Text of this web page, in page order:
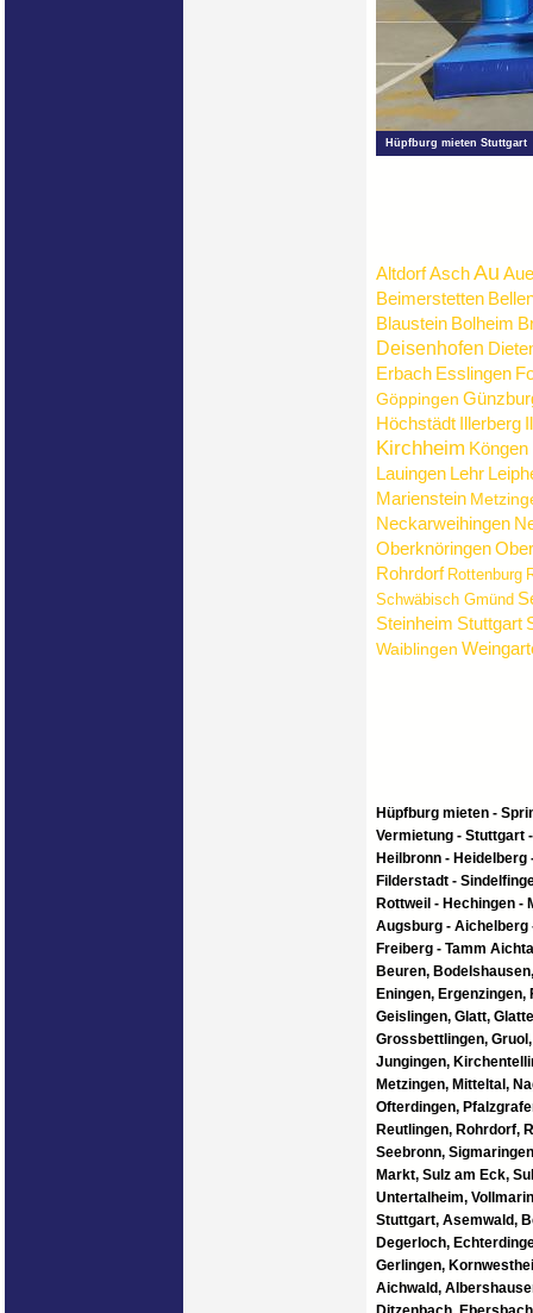
Hüpfburg mieten Stuttgart
AltdorfAschAu
Beimerstetten
Blaustein Bolheim
Deisenhofen
Erbach Esslingen
Göppingen
Höchstädt Illerberg
Kirchheim Köngen
Lauingen Lehr
Marienstein
Neckarweihingen
Oberknöringen
Rohrdorf Rottenburg
Schwäbisch Gmünd
Steinheim Stuttgart
Waiblingen
Hüpfburg mieten -
Vermietung - Stuttgart
Heilbronn -
Filderstadt -
Rottweil - Hechingen -
Augsburg - Aichelberg
Freiberg - Tamm
Beuren,
Eningen,
Geislingen, Glatt,
Grossbettlingen,
Jungingen,
Metzingen, Mitteltal,
Ofterdingen,
Reutlingen, Rohrdorf,
Seebronn,
Markt, Sulz am Eck,
Untertalheim,
Stuttgart, Asemwald,
Degerloch,
Gerlingen,
Aichwald,